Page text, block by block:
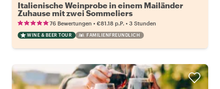
Italienische Weinprobe in einem Mailänder
Zuhause mit zwei Sommeliers
76 Bewertungen • €81.18 p.P. • 3 Stunden
WINE & BEER TOUR FAMILIENFREUNDLICH